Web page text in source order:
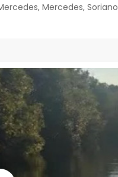
Mercedes, Soriano